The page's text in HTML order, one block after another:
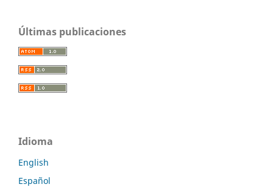
Últimas publicaciones
Idioma
English
Español